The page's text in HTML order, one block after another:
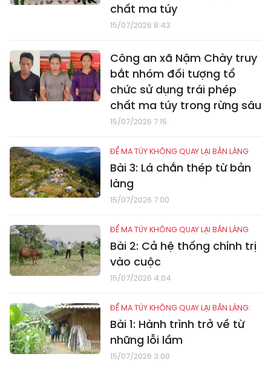
chất ma túy
15/07/2026 8:43
Công an xã Nậm Chày truy
bắt nhóm đối tượng tổ
chức sử dụng trái phép
chất ma túy trong rừng sâu
15/07/2026 7:15
ĐỂ MA TÚY KHÔNG QUAY LẠI BẢN LÀNG
Bài 3: Lá chắn thép từ bản
làng
15/07/2026 7:00
ĐỂ MA TÚY KHÔNG QUAY LẠI BẢN LÀNG
Bài 2: Cả hệ thống chính trị
vào cuộc
15/07/2026 4:04
ĐỂ MA TÚY KHÔNG QUAY LẠI BẢN LÀNG:
Bài 1: Hành trình trở về từ
những lỗi lầm
15/07/2026 3:00